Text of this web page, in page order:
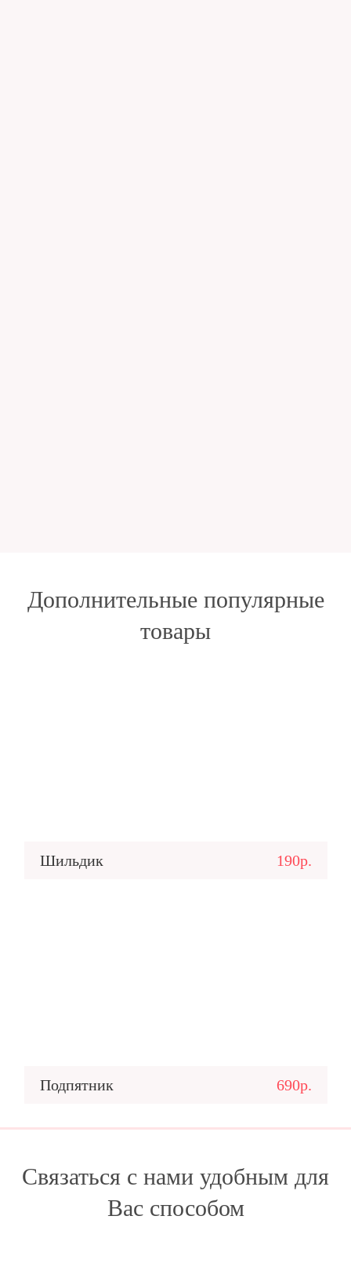
Дополнительные популярные
товары
Шильдик 190р.
Подпятник 690р.
Связаться с нами удобным для
Вас способом